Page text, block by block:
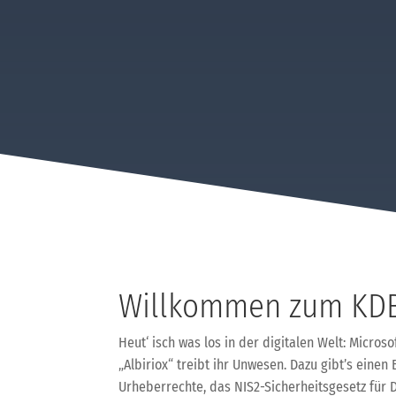
Willkommen zum
Heut‘ isch was los in der digitalen Welt:
„Albiriox“ treibt ihr Unwesen. Dazu gibt’s
Urheberrechte, das NIS2-Sicherheitsgesetz für